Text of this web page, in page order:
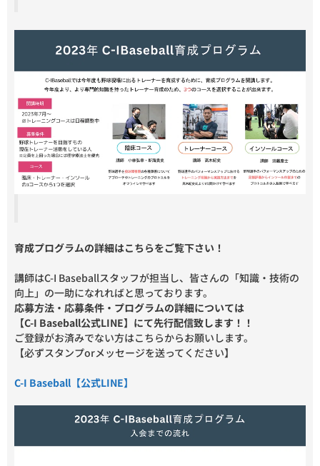
育成プログラムの詳細はこちらをご覧下さい！
講師はC-I Baseballスタッフが担当し、皆さんの「知識・技術の
向上」の一助になれればと思っております。
応募方法・応募条件・プログラムの詳細については
【C-I Baseball公式LINE】にて先行配信致します！！
ご登録がお済みでない方はこちらからお願いします。
【必ずスタンプorメッセージを送ってください】
C-I Baseball【公式LINE】